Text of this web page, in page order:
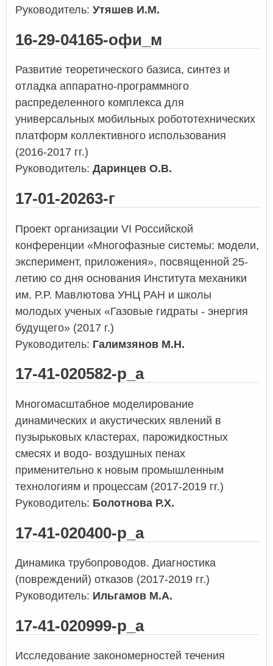
Руководитель: Утяшев И.М.
16-29-04165-офи_м
Развитие теоретического базиса, синтез и
отладка аппаратно-программного
распределенного комплекса для
универсальных мобильных робототехнических
платформ коллективного использования
(2016-2017 гг.)
Руководитель: Даринцев О.В.
17-01-20263-г
Проект организации VI Российской
конференции «Многофазные системы: модели,
эксперимент, приложения», посвященной 25-
летию со дня основания Института механики
им. Р.Р. Мавлютова УНЦ РАН и школы
молодых ученых «Газовые гидраты - энергия
будущего» (2017 г.)
Руководитель: Галимзянов М.Н.
17-41-020582-р_а
Многомасштабное моделирование
динамических и акустических явлений в
пузырьковых кластерах, парожидкостных
смесях и водо- воздушных пенах
применительно к новым промышленным
технологиям и процессам (2017-2019 гг.)
Руководитель: Болотнова Р.Х.
17-41-020400-р_а
Динамика трубопроводов. Диагностика
(повреждений) отказов (2017-2019 гг.)
Руководитель: Ильгамов М.А.
17-41-020999-р_а
Исследование закономерностей течения